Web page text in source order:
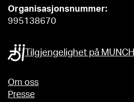
Organisasjonsnummer:
995138670
Tilgjengelighet på MUNCH
Om oss
Presse